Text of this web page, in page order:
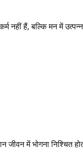
नहीं हैं, बल्कि मन में
में भोगना निश्चित